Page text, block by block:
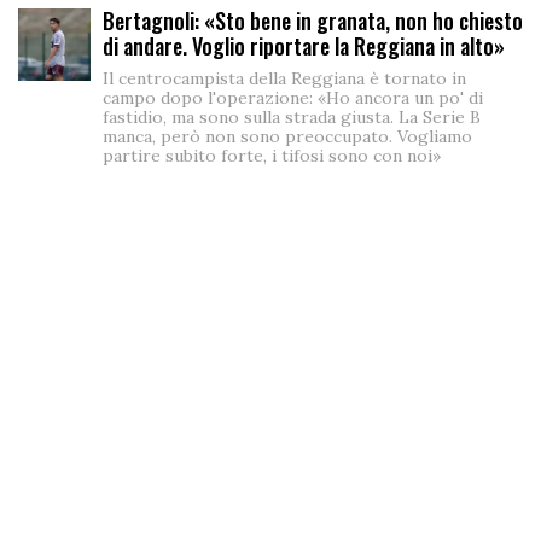
Bertagnoli: «Sto bene in granata, non ho chiesto
di andare. Voglio riportare la Reggiana in alto»
Il centrocampista della Reggiana è tornato in
campo dopo l'operazione: «Ho ancora un po' di
fastidio, ma sono sulla strada giusta. La Serie B
manca, però non sono preoccupato. Vogliamo
partire subito forte, i tifosi sono con noi»